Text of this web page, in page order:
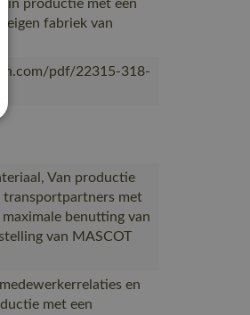
in productie met een
eigen fabriek van
pdf/22315-318-
Van productie
transportpartners met
benutting van
van MASCOT
en
met een